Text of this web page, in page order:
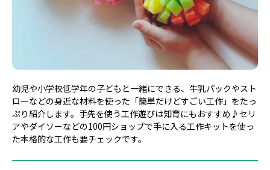
幼児や小学校低学年の子どもと一緒にできる、牛乳パックやスト
ローなどの身近な材料を使った「簡単だけどすごい工作」をたっ
ぷり紹介します。手先を使う工作遊びは知育にもおすすめ♪セリ
アやダイソーなどの100円ショップで手に入る工作キットを使っ
た本格的な工作も要チェックです。